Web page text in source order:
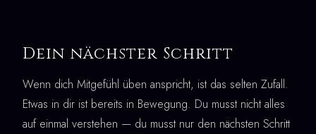
Dein nächster Schritt
Wenn dich Mitgefühl üben anspricht, ist das selten Zufall.
Etwas in dir ist bereits in Bewegung. Du musst nicht alles
auf einmal verstehen — du musst nur den nächsten Schritt